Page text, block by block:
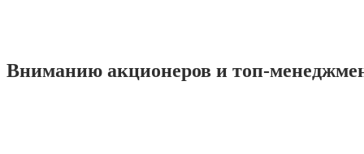
Вниманию акционеров и топ-